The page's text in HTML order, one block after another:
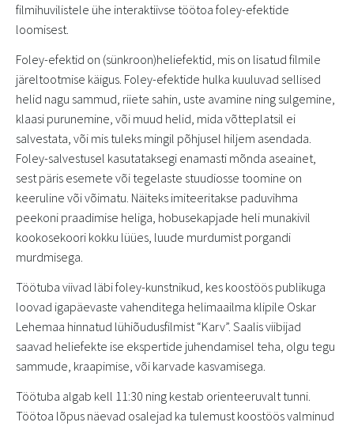
filmihuvilistele ühe interaktiivse töötoa foley-efektide
loomisest.
Foley-efektid on (sünkroon)heliefektid, mis on lisatud filmile
järeltootmise käigus. Foley-efektide hulka kuuluvad sellised
helid nagu sammud, riiete sahin, uste avamine ning sulgemine,
klaasi purunemine, või muud helid, mida võtteplatsil ei
salvestata, või mis tuleks mingil põhjusel hiljem asendada.
Foley-salvestusel kasutataksegi enamasti mõnda aseainet,
sest päris esemete või tegelaste stuudiosse toomine on
keeruline või võimatu. Näiteks imiteeritakse paduvihma
peekoni praadimise heliga, hobusekapjade heli munakivil
kookosekoori kokku lüües, luude murdumist porgandi
murdmisega.
Töötuba viivad läbi foley-kunstnikud, kes koostöös publikuga
loovad igapäevaste vahenditega helimaailma klipile Oskar
Lehemaa hinnatud lühiõudusfilmist “Karv”. Saalis viibijad
saavad heliefekte ise ekspertide juhendamisel teha, olgu tegu
sammude, kraapimise, või karvade kasvamisega.
Töötuba algab kell 11:30 ning kestab orienteeruvalt tunni.
Töötoa lõpus näevad osalejad ka tulemust koostöös valminud